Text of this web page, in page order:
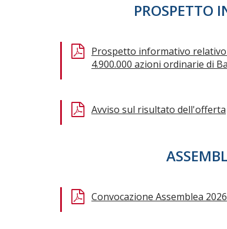
PROSPETTO
Prospetto informativo relativo
4.900.000 azioni ordinarie di
Avviso sul risultato dell'offerta
Convocazione Assemblea 2026